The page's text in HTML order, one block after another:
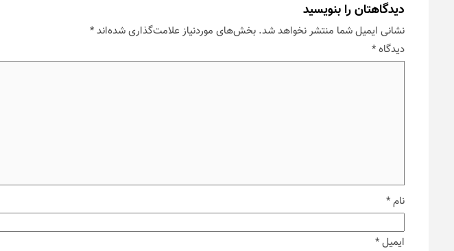
دیدگاهتان را بنویسید
نشانی ایمیل شما منتشر نخواهد شد. بخش‌های موردنیاز علامت‌گذاری شده‌اند*
دیدگاه*
نام*
ایمیل*